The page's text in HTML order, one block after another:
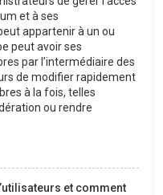
et à ses
appartenir à un ou
peut avoir ses
par l’intermédiaire des
de modifier rapidement
à la fois, telles
ou rendre
et comment